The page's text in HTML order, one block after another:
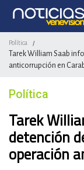
Política /
Tarek William Saab
anticorrupción en
Política
Tarek
detención
operación